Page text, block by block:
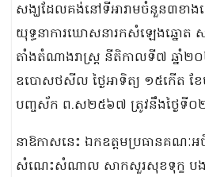
សង្ឃដែលគង់នៅទីអារាមចំនួន៣ខាងល
យុទ្ធនាការឃោសនារកសំឡេងឆ្នោត ស
តាំងតំណាងរាស្ត្រ នីតិកាលទី៧ ឆ្នាំ២
ឧបោសថសីល ថ្ងៃអាទិត្យ ១៥កើត ខែ
បញ្ចស័ក ព.ស២៥៦៧ ត្រូវនឹងថ្ងៃទី០២
នាឱកាសនេះ ឯកឧត្តមប្រធានគណៈ
សំណេះសំណាល សាកសួរសុខទុក្ខ បងប្អូ